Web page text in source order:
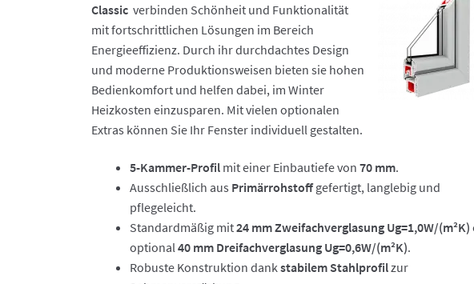
Classic verbinden Schönheit und Funktionalität
mit fortschrittlichen Lösungen im Bereich
Energieeffizienz. Durch ihr durchdachtes Design
und moderne Produktionsweisen bieten sie hohen
Bedienkomfort und helfen dabei, im Winter
Heizkosten einzusparen. Mit vielen optionalen
Extras können Sie Ihr Fenster individuell gestalten.
5-Kammer-Profilmit einer Einbautiefe von 70 mm.
Ausschließlich aus Primärrohstoffgefertigt, langlebig und
pflegeleicht.
Standardmäßig mit24 mm Zweifachverglasung Ug=1,0W/(m²K)
optional40 mm Dreifachverglasung Ug=0,6W/(m²K).
Robuste Konstruktion dankstabilem Stahlprofilzur